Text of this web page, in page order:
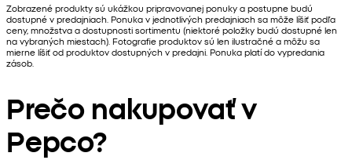
Zobrazené produkty sú ukážkou pripravovanej ponuky a postupne budú
dostupné v predajniach. Ponuka v jednotlivých predajniach sa môže líšiť podľa
ceny, množstva a dostupnosti sortimentu (niektoré položky budú dostupné len
na vybraných miestach). Fotografie produktov sú len ilustračné a môžu sa
mierne líšiť od produktov dostupných v predajni. Ponuka platí do vypredania
zásob.
Prečo nakupovať v
Pepco?